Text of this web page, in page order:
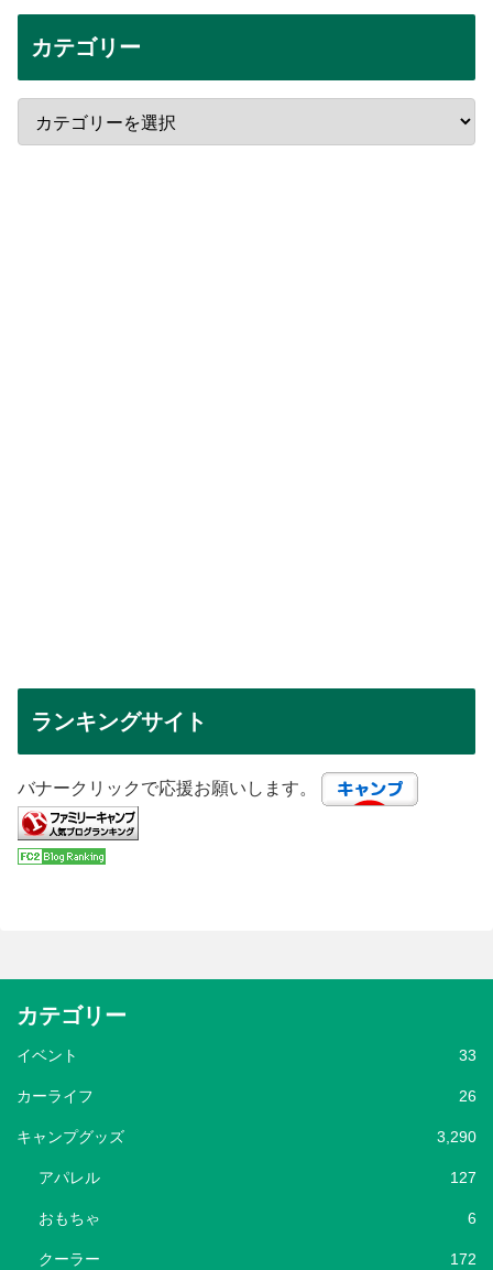
カテゴリー
ランキングサイト
バナークリックで応援お願いします。
カテゴリー
イベント 33
カーライフ 26
キャンプグッズ 3,290
アパレル 127
おもちゃ 6
クーラー 172